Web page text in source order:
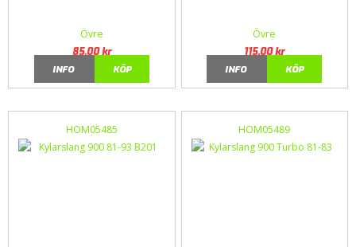
Övre
85,00kr
INFO
KÖP
Övre
115,00kr
INFO
KÖP
HOM05485 HOM05489